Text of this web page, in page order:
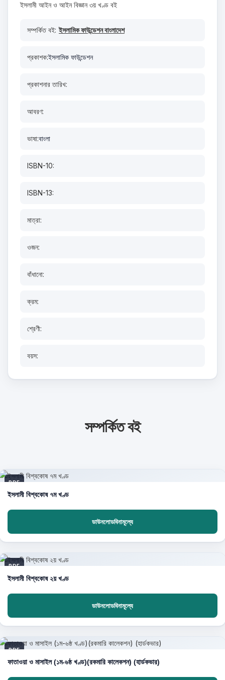
ইসলামী আইন ও আইন বিজ্ঞান ৩য় খণ্ড বই
সম্পর্কিত বই: ইসলামিক ফাউন্ডেশন বাংলাদেশ
প্রকাশক:ইসলামিক ফাউন্ডেশন
প্রকাশনার তারিখ:
আবরণ:
ভাষা:বাংলা
ISBN-10:
ISBN-13:
মাত্রা:
ওজন:
বাঁধানো:
ক্রম:
শ্রেণী:
বয়স:
সম্পর্কিত বই
PDF
ইসলামী বিশ্বকোষ ৭ম খণ্ড
ডাউনলোডবিনামূল্যে
PDF
ইসলামী বিশ্বকোষ ২য় খণ্ড
ডাউনলোডবিনামূল্যে
PDF
ফাতাওয়া ও মাসাইল (১ম-৬ষ্ঠ খণ্ড)(রকমারি কালেকশন) (হার্ডকভার)